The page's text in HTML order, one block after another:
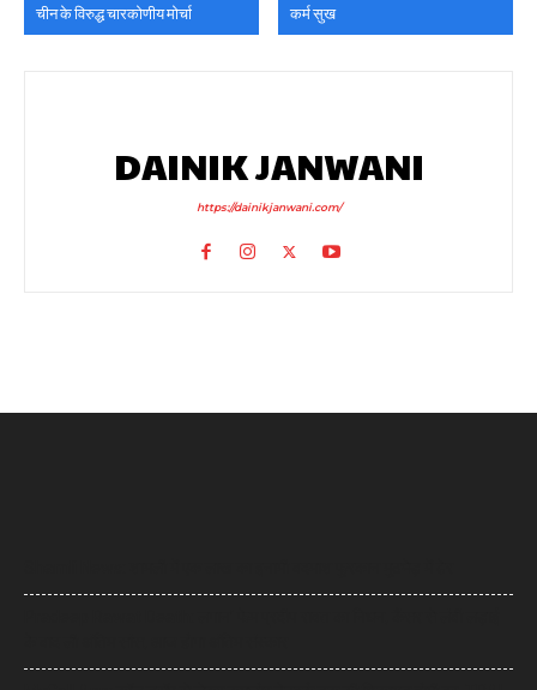
चीन के विरुद्ध चारकोणीय मोर्चा कर्म सुख
DAINIK JANWANI
https://dainikjanwani.com/